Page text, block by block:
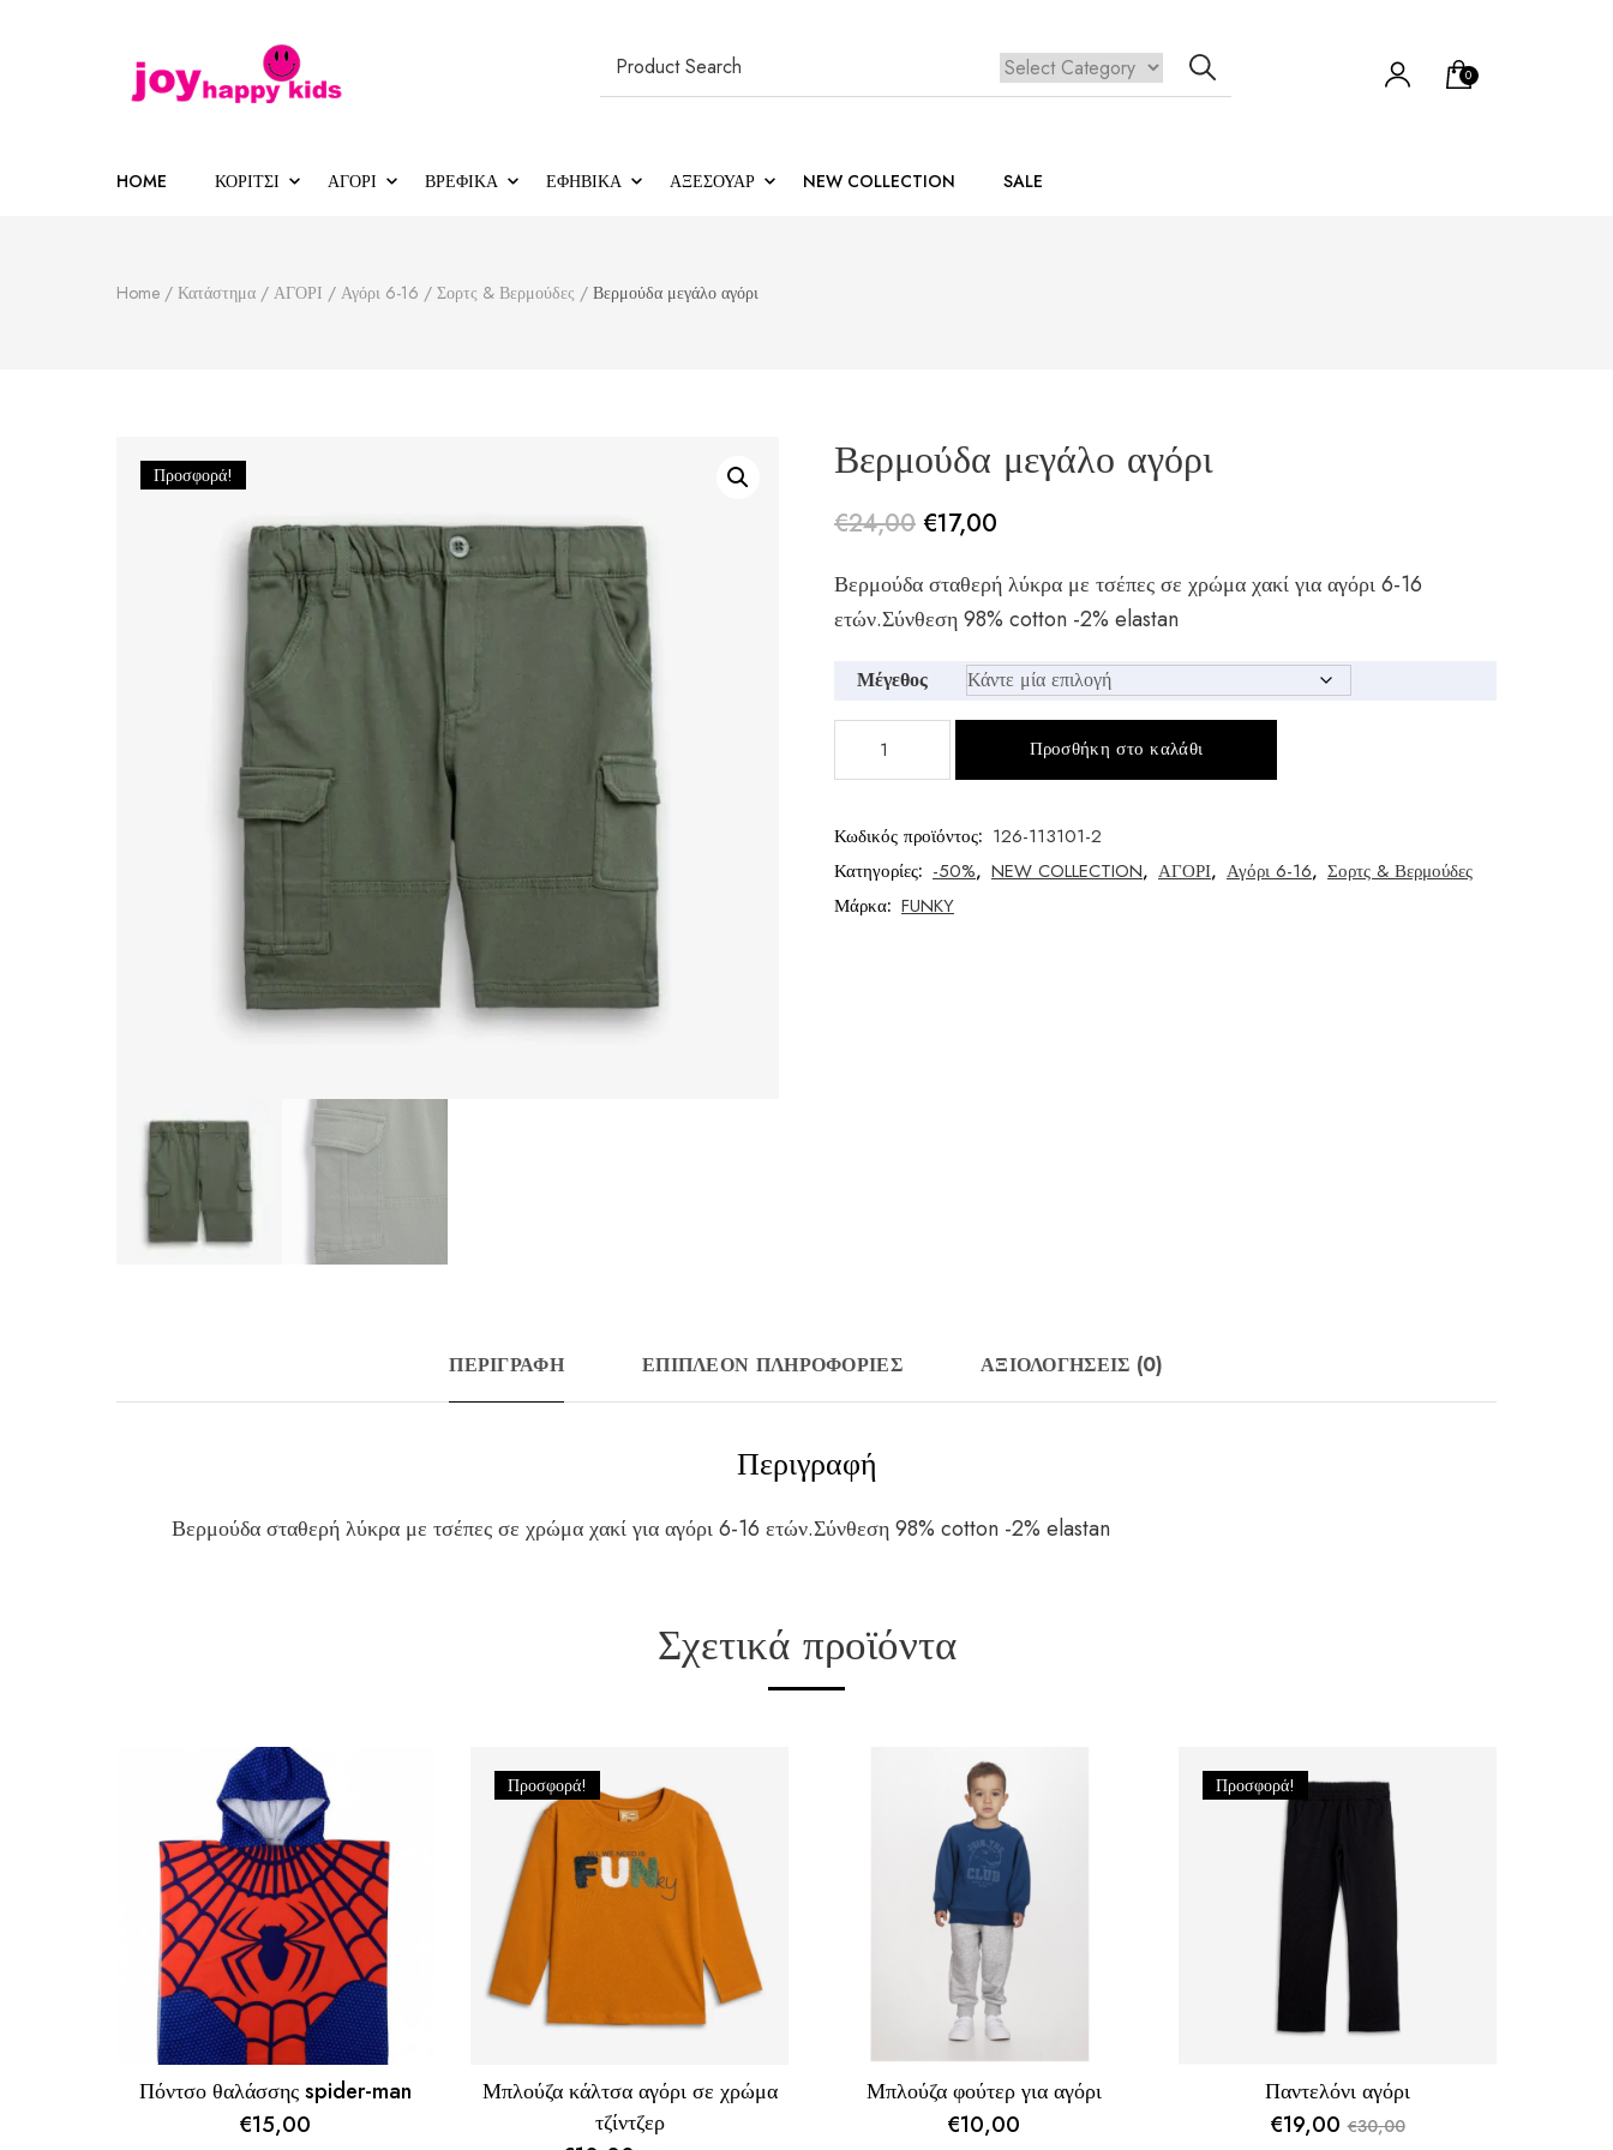
Search
for:
0
HOME ΚΟΡΙΤΣΙ ΑΓΟΡΙ ΒΡΕΦΙΚΑ ΕΦΗΒΙΚΆ ΑΞΕΣΟΥΑΡ NEW COLLECTION SALE
Home / Κατάστημα / ΑΓΟΡΙ / Αγόρι 6-16 / Σορτς & Βερμούδες / Βερμούδα μεγάλο αγόρι
Προσφορά! Βερμούδα μεγάλο αγόρι
€24,00
price
€24,00.
€17,00
τρέχουσα
είναι:
€17,00.
Βερμούδα σταθερή λύκρα με τσέπες σε χρώμα χακί για αγόρι 6-16
ετών.Σύνθεση 98% cotton -2% elastan
Μέγεθος
μεγάλο
Προσθήκη στο καλάθι
Κωδικός προϊόντος: 126-113101-2
Κατηγορίες: -50%, NEW COLLECTION, ΑΓΟΡΙ, Αγόρι 6-16, Σορτς & Βερμούδες
Μάρκα: FUNKY
ΠΕΡΙΓΡΑΦΉ ΕΠΙΠΛΈΟΝ ΠΛΗΡΟΦΟΡΊΕΣ ΑΞΙΟΛΟΓΉΣΕΙΣ (0)
Περιγραφή
Βερμούδα σταθερή λύκρα με τσέπες σε χρώμα χακί για αγόρι 6-16 ετών.Σύνθεση 98% cotton -2% elastan
Σχετικά προϊόντα
Πόντσο θαλάσσης spider-man
€15,00
Προσφορά!
Μπλούζα κάλτσα αγόρι σε χρώμα
τζίντζερ
Μπλούζα φούτερ για αγόρι
€10,00
Προσφορά!
Παντελόνι αγόρι
€30,00
Original
€19,00Η